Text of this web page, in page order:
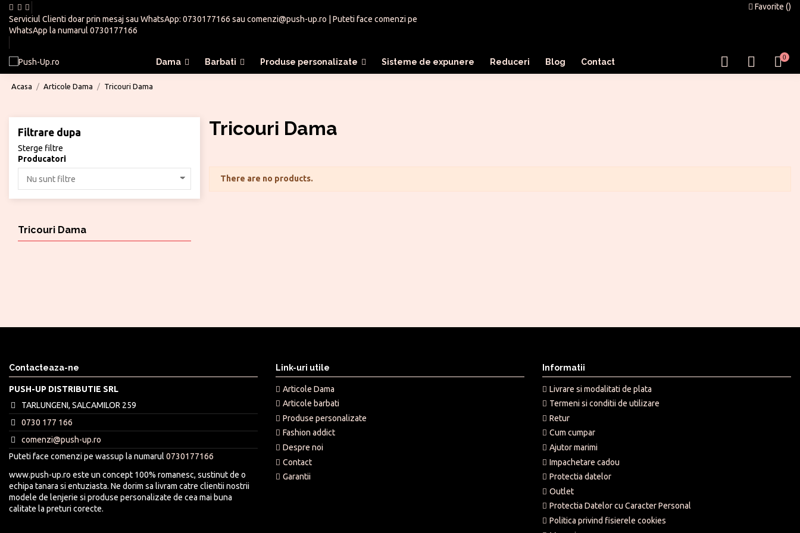
Serviciul Clienti doar prin mesaj sau WhatsApp: 0730177166 sau comenzi@push-up.ro | Puteti face comenzi pe
WhatsApp la numarul 0730177166
Favorite ()
Dama Barbati Produse personalizate Sisteme de expunere Reduceri Blog Contact
0
Acasa Articole Dama Tricouri Dama
Tricouri Dama
There are no products.
Filtrare dupa
Sterge filtre
Producatori
Tricouri Dama
Contacteaza-ne
PUSH-UP DISTRIBUTIE SRL
TARLUNGENI, SALCAMILOR 259
0730 177 166
comenzi@push-up.ro
Puteti face comenzi pe wassup la numarul 0730177166
www.push-up.ro este un concept 100% romanesc, sustinut de o
echipa tanara si entuziasta. Ne dorim sa livram catre clientii nostrii
modele de lenjerie si produse personalizate de cea mai buna
calitate la preturi corecte.
Link-uri utile
Articole Dama
Articole barbati
Produse personalizate
Fashion addict
Despre noi
Contact
Garantii
Informatii
Livrare si modalitati de plata
Termeni si conditii de utilizare
Retur
Cum cumpar
Ajutor marimi
Impachetare cadou
Protectia datelor
Outlet
Protectia Datelor cu Caracter Personal
Politica privind fisierele cookies